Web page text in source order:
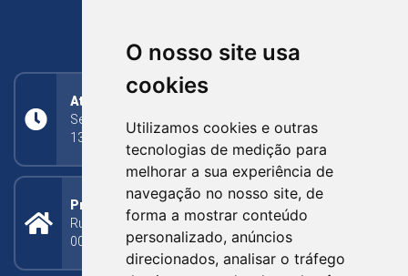
O nosso site usa
cookies
Utilizamos cookies e outras
tecnologias de medição para
melhorar a sua experiência de
navegação no nosso site, de
forma a mostrar conteúdo
personalizado, anúncios
direcionados, analisar o tráfego
Atendimento
Segunda a Sexta: 8h às 11h30min (manhã);
13h30min às 17h (tarde)
Prefeitura Municipal
Rua Silva Jardim, 505 - Bairro Centro - CEP: 95340-
000